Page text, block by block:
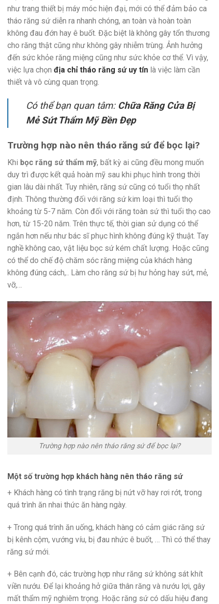
như trang thiết bị máy móc hiện đại, mới có thể đảm bảo ca
tháo răng sứ diễn ra nhanh chóng, an toàn và hoàn toàn
không đau đớn hay ê buốt. Đặc biệt là không gây tổn thương
cho răng thật cũng như không gây nhiễm trùng. Ảnh hưởng
đến sức khỏe răng miệng cũng như sức khỏe cơ thể. Vì vậy,
việc lựa chọn địa chỉ tháo răng sứ uy tín là việc làm cần
thiết và vô cùng quan trọng.
Có thể bạn quan tâm: Chữa Răng Cửa Bị
Mẻ Sứt Thẩm Mỹ Bền Đẹp
Trường hợp nào nên tháo răng sứ để bọc lại?
Khi bọc răng sứ thẩm mỹ, bất kỳ ai cũng đều mong muốn
duy trì được kết quả hoàn mỹ sau khi phục hình trong thời
gian lâu dài nhất. Tuy nhiên, răng sứ cũng có tuổi thọ nhất
định. Thông thường đối với răng sứ kim loại thì tuổi thọ
khoảng từ 5-7 năm. Còn đối với răng toàn sứ thì tuổi thọ cao
hơn, từ 15-20 năm. Trên thực tế, thời gian sử dụng có thể
ngắn hơn nếu như bác sĩ phục hình không đúng kỹ thuật. Tay
nghề không cao, vật liệu bọc sứ kém chất lượng. Hoặc cũng
có thể do chế độ chăm sóc răng miệng của khách hàng
không đúng cách,.. Làm cho răng sứ bị hư hỏng hay sứt, mẻ,
vỡ,…
Trường hợp nào nên tháo răng sứ để bọc lại?
Một số trường hợp khách hàng nên tháo răng sứ
+ Khách hàng có tình trạng răng bị nứt vỡ hay rơi rớt, trong
quá trình ăn nhai thức ăn hàng ngày.
+ Trong quá trình ăn uống, khách hàng có cảm giác răng sứ
bị kênh cộm, vướng víu, bị đau nhức ê buốt, … Thì có thể thay
răng sứ mới.
+ Bên cạnh đó, các trường hợp như răng sứ không sát khít
viền nướu. Để lại khoảng hở giữa thân răng và nướu lợi, gây
mất thẩm mỹ nghiêm trọng. Hoặc răng sứ có dấu hiệu đang